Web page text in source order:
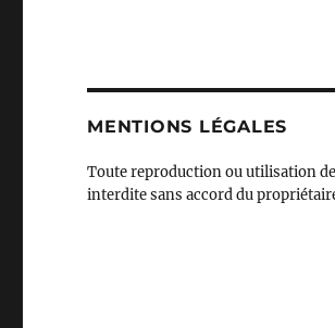
MENTIONS LÉGALES
Toute reproduction ou utilisation
interdite sans accord du